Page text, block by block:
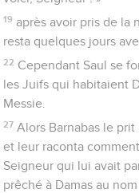
19 après avoir pris de la
resta quelques jours
22 Cependant Saul se
les Juifs qui habitaient
Messie.
27 Alors Barnabas le
et leur raconta
Seigneur qui lui avait
prêché à Damas au nom